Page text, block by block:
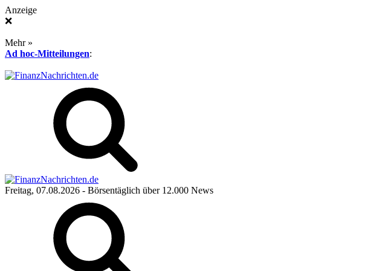
Anzeige
❌
Mehr »
Ad hoc-Mitteilungen:
Freitag, 07.08.2026 - Börsentäglich über 12.000 News